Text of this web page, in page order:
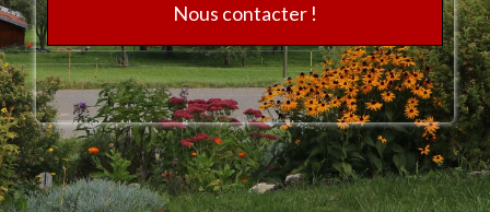
Nous contacter !